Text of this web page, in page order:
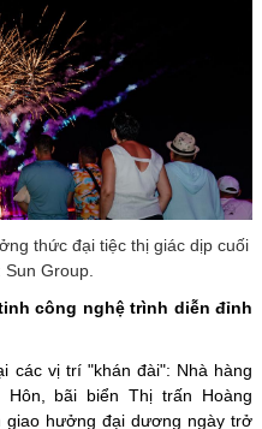
thức đại tiệc thị giác dịp cuối
Group.
công nghệ trình diễn đỉnh
các vị trí "khán đài": Nhà hàng
Hôn, bãi biển Thị trấn Hoàng
hưởng đại dương ngày trở